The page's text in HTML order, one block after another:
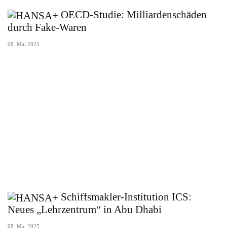
OECD-Studie: Milliardenschäden
durch Fake-Waren
08. Mai 2025
Schiffsmakler-Institution ICS:
Neues „Lehrzentrum“ in Abu Dhabi
08. Mai 2025